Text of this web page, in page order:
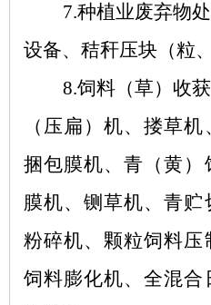
7.种植业废弃物
设备、秸秆压块（粒
8.饲料（草）收
（压扁）机、搂草
捆包膜机、青（黄
膜机、铡草机、青贮
粉碎机、颗粒饲料压
饲料膨化机、全混合